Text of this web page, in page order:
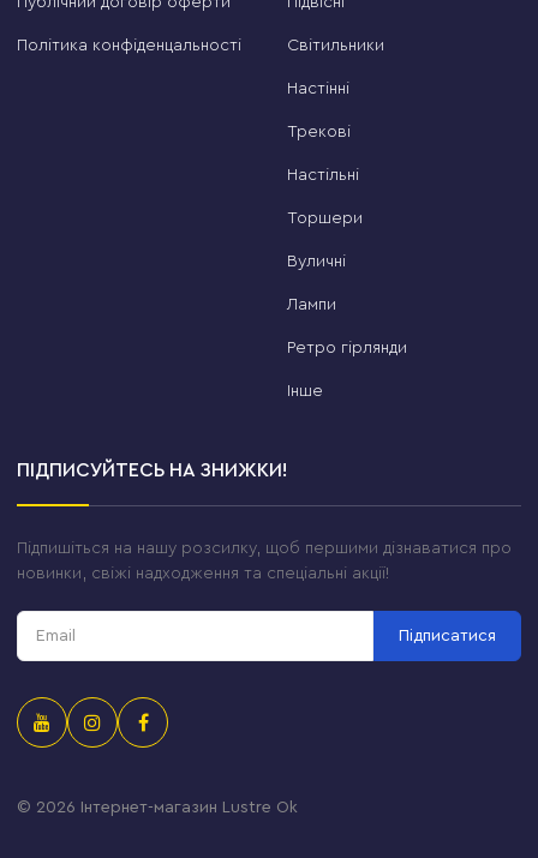
Політика конфіденцальності Світильники
Настінні
Трекові
Настільні
Торшери
Вуличні
Лампи
Ретро гірлянди
Інше
ПІДПИСУЙТЕСЬ НА ЗНИЖКИ!
Підпишіться на нашу розсилку, щоб першими дізнаватися про
новинки, свіжі надходження та спеціальні акції!
Підписатися
© 2026 Інтернет-магазин Lustre Ok